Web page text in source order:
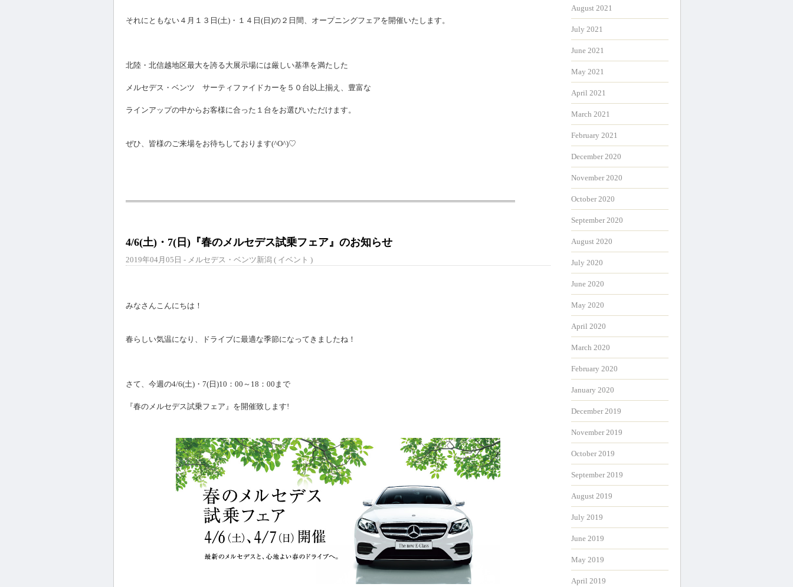
それにともない４月１３日(土)・１４日(日)の２日間、オープニングフェアを開催いたします。
北陸・北信越地区最大を誇る大展示場には厳しい基準を満たした
メルセデス・ベンツ サーティファイドカーを５０台以上揃え、豊富な
ラインアップの中からお客様に合った１台をお選びいただけます。
ぜひ、皆様のご来場をお待ちしております(^O^)♡
4/6(土)・7(日)『春のメルセデス試乗フェア』のお知らせ
2019年04月05日 - メルセデス・ベンツ新潟 ( イベント )
みなさんこんにちは！
春らしい気温になり、ドライブに最適な季節になってきましたね！
さて、今週の4/6(土)・7(日)10：00～18：00まで
『春のメルセデス試乗フェア』を開催致します!
August 2021
July 2021
June 2021
May 2021
April 2021
March 2021
February 2021
December 2020
November 2020
October 2020
September 2020
August 2020
July 2020
June 2020
May 2020
April 2020
March 2020
February 2020
January 2020
December 2019
November 2019
October 2019
September 2019
August 2019
July 2019
June 2019
May 2019
April 2019